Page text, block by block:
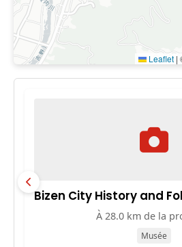
Leaflet |
Bizen City History and
À 28.0 km de la
Musée